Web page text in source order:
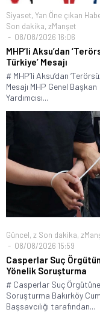
Siyaset, Yan Öne çıkan
Son dakika, zManşet
08/08/2026 16:06
MHP’li Aksu’dan
Türkiye’ Mesajı
# MHP’li Aksu’dan
Mesajı MHP Genel Başkan
Yardımcısı...
Güncel, z Son dakika,
08/08/2026 15:59
Casperlar Suç
Yönelik Soruşturma
# Casperlar Suç
Soruşturma Bakırköy
Başsavcılığı tarafından...